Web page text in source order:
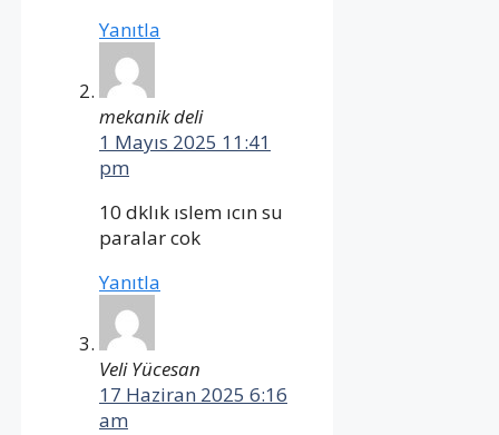
Yanıtla
mekanik deli
1 Mayıs 2025 11:41
pm
10 dklık ıslem ıcın su
paralar cok
Yanıtla
Veli Yücesan
17 Haziran 2025 6:16
am